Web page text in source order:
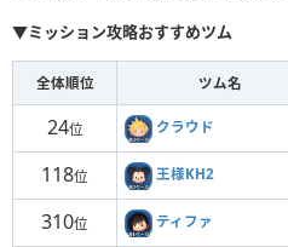
▼ミッション攻略おすすめツム
全体順位 ツム名
24位 クラウド
118位 王様KH2
310位 ティファ